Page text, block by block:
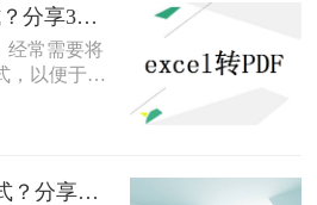
excel怎么转成pdf格式？分享3个很好用的方法！
经常需要将
，以便于分
怎么转成
绍三种将
xlsx怎么转换成pdf格式？分享三种高效转换方法！